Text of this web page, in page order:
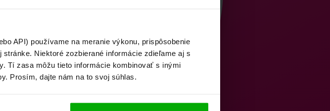
API) používame na meranie výkonu, prispôsobenie
Niektoré zozbierané informácie zdieľame aj s
Tí zasa môžu tieto informácie kombinovať s inými
Prosím, dajte nám na to svoj súhlas.